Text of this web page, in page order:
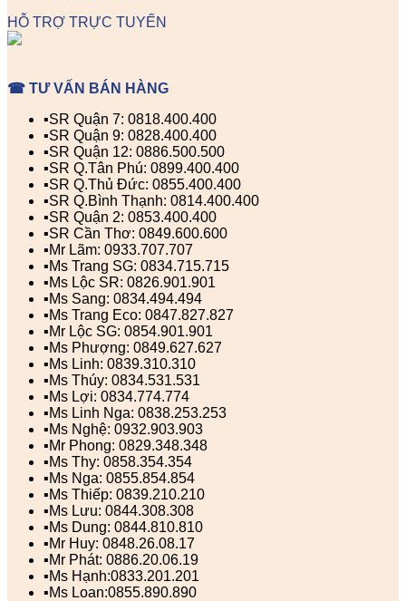
HỖ TRỢ TRỰC TUYẾN
☎ TƯ VẤN BÁN HÀNG
▪️SR Quận 7: 0818.400.400
▪️SR Quận 9: 0828.400.400
▪️SR Quận 12: 0886.500.500
▪️SR Q.Tân Phú: 0899.400.400
▪️SR Q.Thủ Đức: 0855.400.400
▪️SR Q.Bình Thạnh: 0814.400.400
▪️SR Quận 2: 0853.400.400
▪️SR Cần Thơ: 0849.600.600
▪️Mr Lãm: 0933.707.707
▪️Ms Trang SG: 0834.715.715
▪️Ms Lộc SR: 0826.901.901
▪️Ms Sang: 0834.494.494
▪️Ms Trang Eco: 0847.827.827
▪️Mr Lộc SG: 0854.901.901
▪️Ms Phượng: 0849.627.627
▪️Ms Linh: 0839.310.310
▪️Ms Thúy: 0834.531.531
▪️Ms Lợi: 0834.774.774
▪️Ms Linh Nga: 0838.253.253
▪️Ms Nghệ: 0932.903.903
▪️Mr Phong: 0829.348.348
▪️Ms Thy: 0858.354.354
▪️Ms Nga: 0855.854.854
▪️Ms Thiếp: 0839.210.210
▪️Ms Lưu: 0844.308.308
▪️Ms Dung: 0844.810.810
▪️Mr Huy: 0848.26.08.17
▪️Mr Phát: 0886.20.06.19
▪️Ms Hạnh:0833.201.201
▪️Ms Loan:0855.890.890